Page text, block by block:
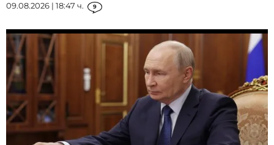
09.08.2026 | 18:47 ч. 9